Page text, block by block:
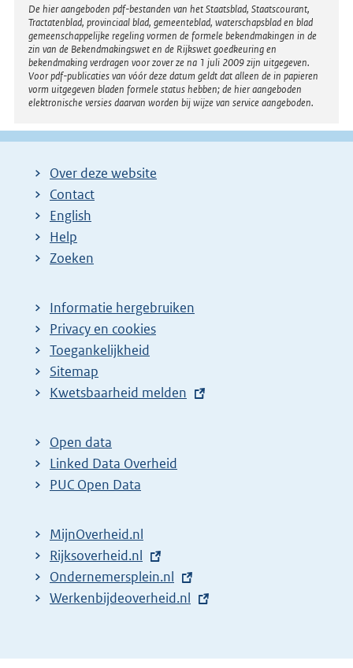
Disclaimer
De hier aangeboden pdf-bestanden van het Staatsblad, Staatscourant,
Tractatenblad, provinciaal blad, gemeenteblad, waterschapsblad en blad
gemeenschappelijke regeling vormen de formele bekendmakingen in de
zin van de Bekendmakingswet en de Rijkswet goedkeuring en
bekendmaking verdragen voor zover ze na 1 juli 2009 zijn uitgegeven.
Voor pdf-publicaties van vóór deze datum geldt dat alleen de in papieren
vorm uitgegeven bladen formele status hebben; de hier aangeboden
elektronische versies daarvan worden bij wijze van service aangeboden.
Over deze website
Contact
English
Help
Zoeken
Informatie hergebruiken
Privacy en cookies
Toegankelijkheid
Sitemap
E
t
e
r
l
i
n
k
Kwetsbaarheid melden
Open data
Linked Data Overheid
PUC Open Data
MijnOverheid.nl
E
x
t
n
Rijksoverheid.nl
E
x
r
Ondernemersplein.nl
E
e
Werkenbijdeoverheid.nl